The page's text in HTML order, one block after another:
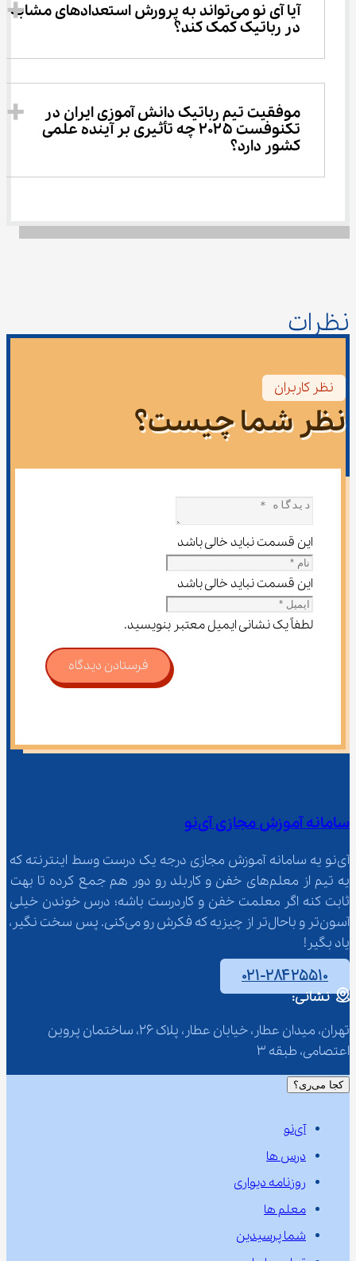
آیا آی ‌نو می‌تواند به پرورش استعدادهای مشابه
در رباتیک کمک کند؟
موفقیت تیم رباتیک دانش ‌آموزی ایران در
تکنوفست ۲۰۲۵ چه تأثیری بر آینده علمی
کشور دارد؟
نظرات
نظر کاربران
نظر شما چیست؟
این قسمت نباید خالی باشد
این قسمت نباید خالی باشد
لطفاً یک نشانی ایمیل معتبر بنویسید.
فرستادن دیدگاه
سامانه آموزش مجازی آی‌نو
آی‌نو یه سامانه آموزش مجازی درجه یک درست وسط اینترنته که
یه تیم از معلم‌‌های خفن و کاربلد رو دور هم جمع کرده تا بهت
ثابت کنه اگر معلمت خفن و کاردرست باشه؛ درس خوندن خیلی
آسون‌تر و باحال‌تر از چیزیه که فکرش رو می‌کنی. پس سخت نگیر،
یاد بگیر!
۰۲۱-۲۸۴۲۵۵۱۰
نشانی:
تهران، میدان عطار، خیابان عطار، پلاک 26، ساختمان پروین
اعتصامی، طبقه 3
کجا می‌ری؟
آی‌نو
درس ها
روزنامه دیواری
معلم ها
شما پرسیدین